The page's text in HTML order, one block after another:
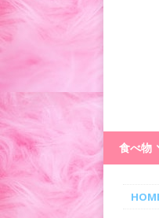
食べ物